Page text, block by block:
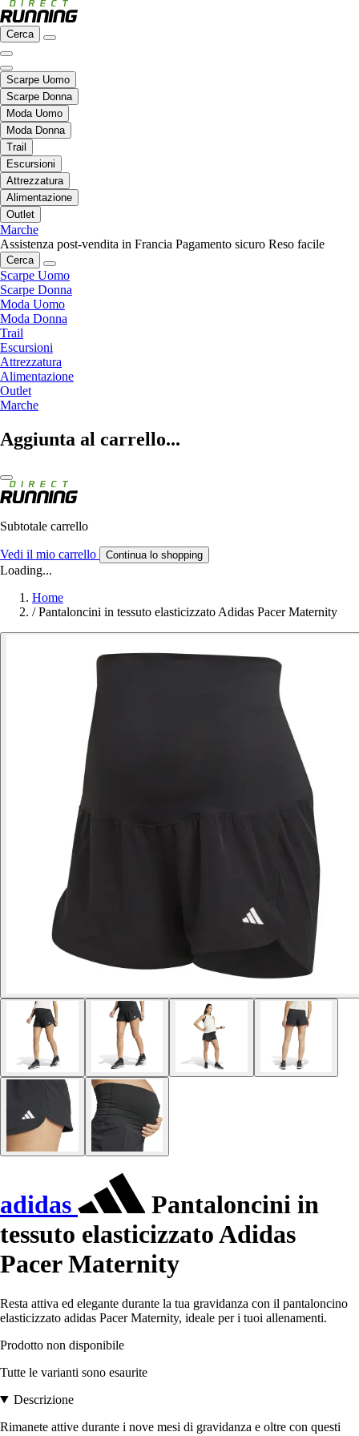
Cerca
Scarpe Uomo
Scarpe Donna
Moda Uomo
Moda Donna
Trail
Escursioni
Attrezzatura
Alimentazione
Outlet
Marche
Assistenza post-vendita in Francia Pagamento sicuro Reso facile
Cerca
Scarpe Uomo
Scarpe Donna
Moda Uomo
Moda Donna
Trail
Escursioni
Attrezzatura
Alimentazione
Outlet
Marche
Aggiunta al carrello...
Subtotale carrello
Vedi il mio carrello Continua lo shopping
Loading...
Home
/ Pantaloncini in tessuto elasticizzato Adidas Pacer Maternity
adidas
Pantaloncini in
tessuto elasticizzato Adidas
Pacer Maternity
Resta attiva ed elegante durante la tua gravidanza con il pantaloncino
elasticizzato adidas Pacer Maternity, ideale per i tuoi allenamenti.
Prodotto non disponibile
Tutte le varianti sono esaurite
Descrizione
Rimanete attive durante i nove mesi di gravidanza e oltre con questi